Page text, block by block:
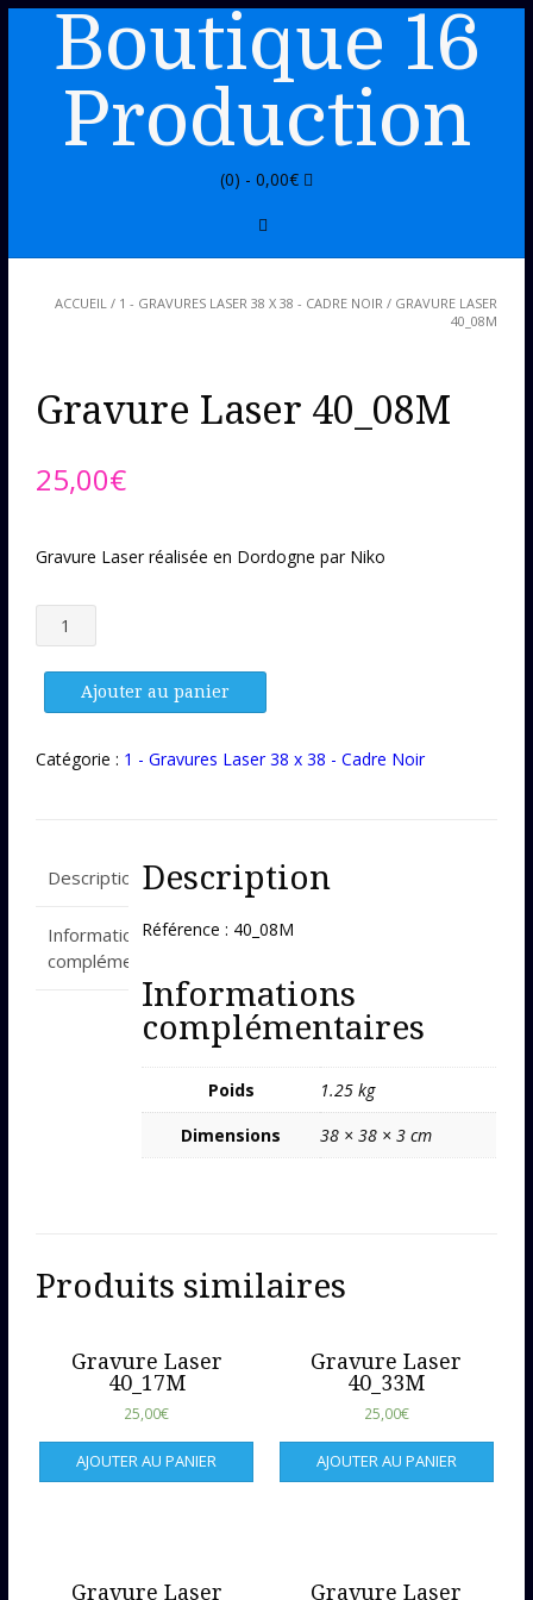
Boutique 16
Production
(0) - 0,00€
ACCUEIL / 1 - GRAVURES LASER 38 X 38 - CADRE NOIR / GRAVURE LASER
40_08M
Gravure Laser 40_08M
25,00€
Gravure Laser réalisée en Dordogne par Niko
quantité
de
40_08M
Ajouter au panier
Catégorie : 1 - Gravures Laser 38 x 38 - Cadre Noir
Description
Informations
complémentaires
Description
Référence : 40_08M
Informations
complémentaires
Poids
1.25 kg
Dimensions
38 × 38 × 3 cm
Produits similaires
Gravure Laser
40_17M
25,00€
AJOUTER AU PANIER
Gravure Laser
40_33M
25,00€
AJOUTER AU PANIER
Gravure Laser Gravure Laser